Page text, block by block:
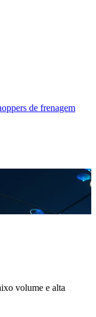
de frenagem
volume e alta